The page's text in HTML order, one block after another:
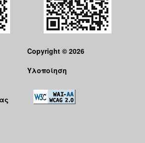
Copyright © 2026
Υλοποίηση